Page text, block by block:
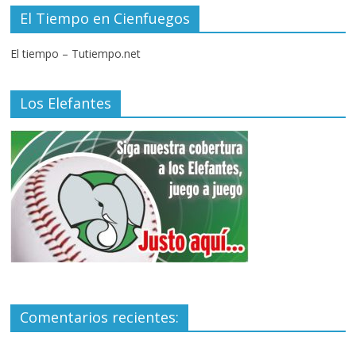
El Tiempo en Cienfuegos
El tiempo – Tutiempo.net
Los Elefantes
Comentarios recientes: